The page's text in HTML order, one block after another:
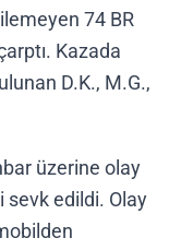
74 BR
Kazada
D.K., M.G.,
üzerine olay
sevk edildi. Olay